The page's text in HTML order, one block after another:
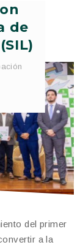
de
del primer
a la